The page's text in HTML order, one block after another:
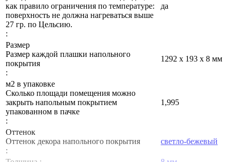
как правило ограничения по температуре:
поверхность не должна нагреваться выше
27 гр. по Цельсию.
:
да
Размер
Размер каждой плашки напольного
покрытия
:
1292 х 193 х 8 мм
м2 в упаковке
Сколько площади помещения можно
закрыть напольным покрытием
упакованном в пачке
:
1,995
Оттенок
Оттенок декора напольного покрытия
:
светло-бежевый